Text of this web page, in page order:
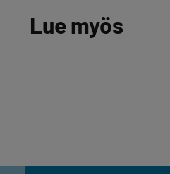
Lue myös